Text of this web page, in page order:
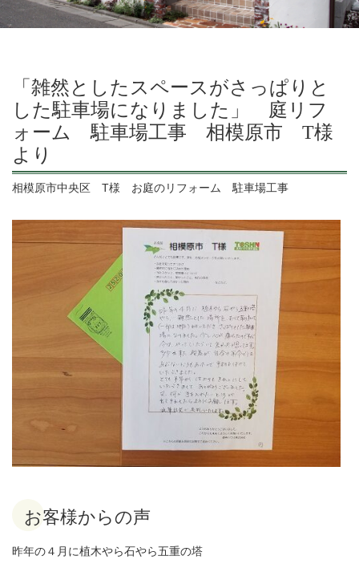
「雑然としたスペースがさっぱりと
した駐車場になりました」 庭リフ
ォーム 駐車場工事 相模原市 T様
より
相模原市中央区 T様 お庭のリフォーム 駐車場工事
お客様からの声
昨年の４月に植木やら石やら五重の塔